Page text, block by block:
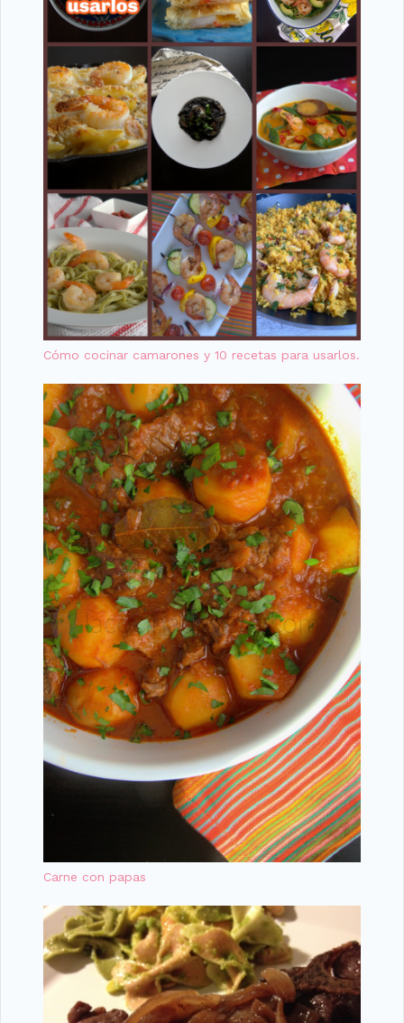
Cómo cocinar camarones y 10 recetas para usarlos.
Carne con papas